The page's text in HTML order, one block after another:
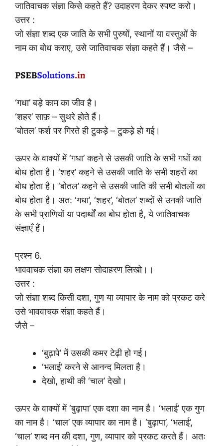
जातिवाचक संज्ञा किसे कहते हैं? उदाहरण देकर स्पष्ट करो।
उत्तर :
जो संज्ञा शब्द एक जाति के सभी पुरुषों, स्थानों या वस्तुओं के
नाम का बोध कराए, उसे जातिवाचक संज्ञा कहते हैं। जैसे –
‘गधा’ बड़े काम का जीव है।
‘शहर’ साफ़ – सुथरे होते हैं।
‘बोतल’ फर्श पर गिरते ही टुकड़े – टुकड़े हो गई।
ऊपर के वाक्यों में ‘गधा’ कहने से उसकी जाति के सभी गधों का
बोध होता है। ‘शहर’ कहने से उसकी जाति के सभी शहरों का
बोध होता है। ‘बोतल’ कहने से उसकी जाति की सभी बोतलों का
बोध होता है। अत: ‘गधा’, ‘शहर’, ‘बोतल’ शब्दों से उनकी जाति
के सभी प्राणियों या पदार्थों का बोध होता है, ये जातिवाचक
संज्ञाएँ हैं।
प्रश्न 6.
भाववाचक संज्ञा का लक्षण सोदाहरण लिखो।।
उत्तर :
जो संज्ञा शब्द किसी दशा, गुण या व्यापार के नाम को प्रकट करे
उसे भाववाचक संज्ञा कहते हैं।
जैसे –
‘बुढ़ापे’ में उसकी कमर टेढ़ी हो गई।
‘भलाई’ करने से आनन्द मिलता है।
देखो, हाथी की ‘चाल’ देखो।
ऊपर के वाक्यों में ‘बुढ़ापा’ एक दशा का नाम है। ‘भलाई’ एक गुण
का नाम है। ‘चाल’ एक व्यापार का नाम है। ‘बुढ़ापा’, ‘भलाई’,
‘चाल’ शब्द मन की दशा, गुण, व्यापार को प्रकट करते हैं। अतः